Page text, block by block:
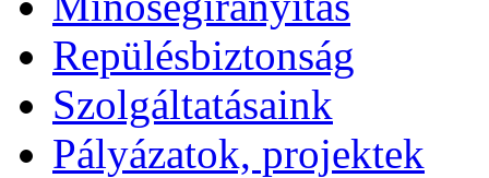
Repülésbiztonság
Szolgáltatásaink
Pályázatok, projektek